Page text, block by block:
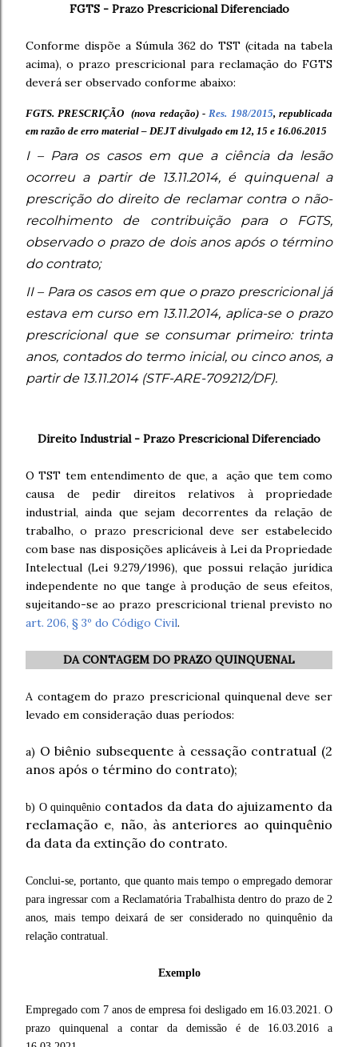
FGTS - Prazo Prescricional Diferenciado
Conforme dispõe a Súmula 362 do TST (citada na tabela
acima), o prazo prescricional para reclamação do FGTS
deverá ser observado conforme abaixo:
FGTS. PRESCRIÇÃO (nova redação) -Res. 198/2015, republicada
em razão de erro material – DEJT divulgado em 12, 15 e 16.06.2015
I – Para os casos em que a ciência da lesão
ocorreu a partir de 13.11.2014, é quinquenal a
prescrição do direito de reclamar contra o não-
recolhimento de contribuição para o FGTS,
observado o prazo de dois anos após o término
do contrato;
II – Para os casos em que o prazo prescricional já
estava em curso em 13.11.2014, aplica-se o prazo
prescricional que se consumar primeiro: trinta
anos, contados do termo inicial, ou cinco anos, a
partir de 13.11.2014 (STF-ARE-709212/DF).
Direito Industrial - Prazo Prescricional Diferenciado
O TST tem entendimento de que, a ação que tem como
causa de pedir direitos relativos à propriedade
industrial, ainda que sejam decorrentes da relação de
trabalho, o prazo prescricional deve ser estabelecido
com base nas disposições aplicáveis à Lei da Propriedade
Intelectual (Lei 9.279/1996), que possui relação jurídica
independente no que tange à produção de seus efeitos,
sujeitando-se ao prazo prescricional trienal previsto no
art. 206, § 3º do Código Civil.
DA CONTAGEM DO PRAZO QUINQUENAL
A contagem do prazo prescricional quinquenal deve ser
levado em consideração duas períodos:
a) O biênio subsequente à cessação contratual (2
anos após o término do contrato);
b) O quinquênio contados da data do ajuizamento da
reclamação e, não, às anteriores ao quinquênio
da data da extinção do contrato.
Conclui-se, portanto, que quanto mais tempo o empregado demorar
para ingressar com a Reclamatória Trabalhista dentro do prazo de 2
anos, mais tempo deixará de ser considerado no quinquênio da
relação contratual.
Exemplo
Empregado com 7 anos de empresa foi desligado em 16.03.2021. O
prazo quinquenal a contar da demissão é de 16.03.2016 a